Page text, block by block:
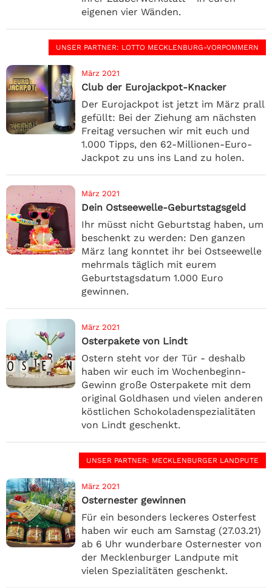
eigenen vier Wänden.
UNSER PARTNER: LOTTO MECKLENBURG-VORPOMMERN
März 2021
Club der Eurojackpot-Knacker
Der Eurojackpot ist jetzt im März prall
gefüllt: Bei der Ziehung am nächsten
Freitag versuchen wir mit euch und
1.000 Tipps, den 62-Millionen-Euro-
Jackpot zu uns ins Land zu holen.
März 2021
Dein Ostseewelle-Geburtstagsgeld
Ihr müsst nicht Geburtstag haben, um
beschenkt zu werden: Den ganzen
März lang konntet ihr bei Ostseewelle
mehrmals täglich mit eurem
Geburtstagsdatum 1.000 Euro
gewinnen.
März 2021
Osterpakete von Lindt
Ostern steht vor der Tür - deshalb
haben wir euch im Wochenbeginn-
Gewinn große Osterpakete mit dem
original Goldhasen und vielen anderen
köstlichen Schokoladenspezialitäten
von Lindt geschenkt.
UNSER PARTNER: MECKLENBURGER LANDPUTE
März 2021
Osternester gewinnen
Für ein besonders leckeres Osterfest
haben wir euch am Samstag (27.03.21)
ab 6 Uhr wunderbare Osternester von
der Mecklenburger Landpute mit
vielen Spezialitäten geschenkt.